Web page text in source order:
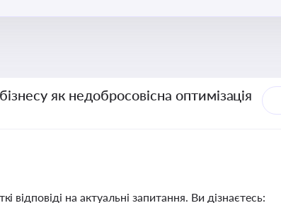
як недобросовісна оптимізація
відповіді на актуальні запитання. Ви дізнаєтесь: